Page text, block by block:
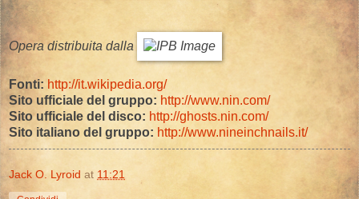
Opera distribuita dalla
Fonti: http://it.wikipedia.org/
Sito ufficiale del gruppo: http://www.nin.com/
Sito ufficiale del disco: http://ghosts.nin.com/
Sito italiano del gruppo: http://www.nineinchnails.it/
Jack O. Lyroid at 11:21